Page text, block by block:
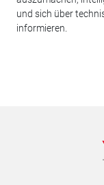
und sich über
informieren.